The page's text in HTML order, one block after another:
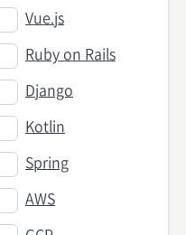
Vue.js
Ruby on Rails
Django
Kotlin
Spring
AWS